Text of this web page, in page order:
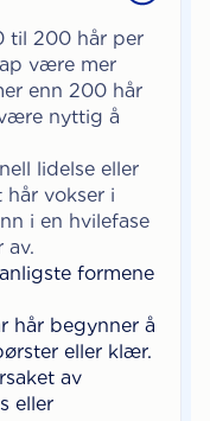
til 200 hår per
være mer
enn 200 hår
nyttig å
lidelse eller
vokser i
i en hvilefase
av.
formene
hår begynner å
eller klær.
av
eller